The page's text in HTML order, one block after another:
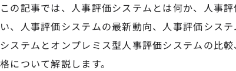
この記事では、人事評価システムとは何か、人事
い、人事評価システムの最新動向、人事評価シス
システムとオンプレミス型人事評価システムの比
格について解説します。